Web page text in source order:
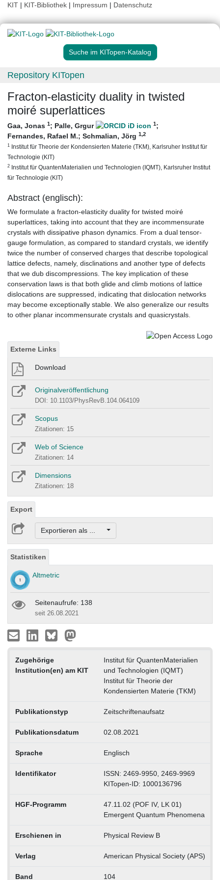
KIT | KIT-Bibliothek | Impressum | Datenschutz
Suche im KITopen-Katalog
Repository KITopen
Fracton-elasticity duality in twisted
moiré superlattices
Gaa, Jonas 1; Palle, Grgur 1;
Fernandes, Rafael M.; Schmalian, Jörg 1,2
1 Institut für Theorie der Kondensierten Materie (TKM), Karlsruher Institut für
Technologie (KIT)
2 Institut für QuantenMaterialien und Technologien (IQMT), Karlsruher Institut
für Technologie (KIT)
Abstract (englisch):
We formulate a fracton-elasticity duality for twisted moiré
superlattices, taking into account that they are incommensurate
crystals with dissipative phason dynamics. From a dual tensor-
gauge formulation, as compared to standard crystals, we identify
twice the number of conserved charges that describe topological
lattice defects, namely, disclinations and another type of defects
that we dub discompressions. The key implication of these
conservation laws is that both glide and climb motions of lattice
dislocations are suppressed, indicating that dislocation networks
may become exceptionally stable. We also generalize our results
to other planar incommensurate crystals and quasicrystals.
Externe Links
Download
Originalveröffentlichung
DOI: 10.1103/PhysRevB.104.064109
Scopus
Zitationen: 15
Web of Science
Zitationen: 14
Dimensions
Zitationen: 18
Export
Exportieren als ...
Statistiken
Altmetric
Seitenaufrufe: 138
seit 26.08.2021
Zugehörige
Institution(en) am KIT
Institut für QuantenMaterialien
und Technologien (IQMT)
Institut für Theorie der
Kondensierten Materie (TKM)
Publikationstyp Zeitschriftenaufsatz
Publikationsdatum 02.08.2021
Sprache Englisch
Identifikator
ISSN: 2469-9950, 2469-9969
KITopen-ID: 1000136796
HGF-Programm
47.11.02 (POF IV, LK 01)
Emergent Quantum Phenomena
Erschienen in Physical Review B
Verlag American Physical Society (APS)
Band 104